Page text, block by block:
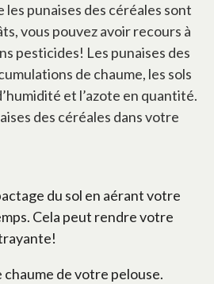
les punaises des céréales sont
vous pouvez avoir recours à
pesticides! Les punaises des
de chaume, les sols
et l’azote en quantité.
des céréales dans votre
du sol en aérant votre
Cela peut rendre votre
chaume de votre pelouse.